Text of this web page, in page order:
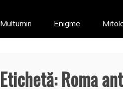
Multumiri Enigme
Etichetă:Roma